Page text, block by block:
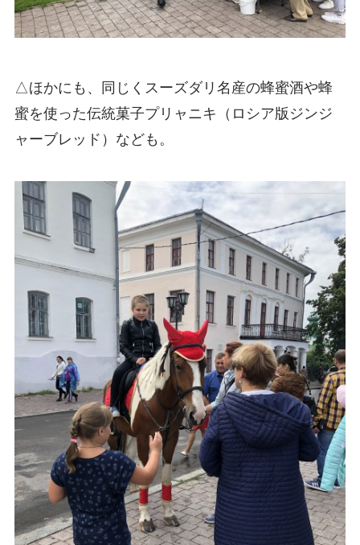
△ほかにも、同じくスーズダリ名産の蜂蜜酒や蜂
蜜を使った伝統菓子プリャニキ（ロシア版ジンジ
ャーブレッド）なども。